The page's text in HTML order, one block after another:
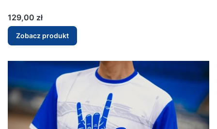
Cena
129,00 zł
Zobacz produkt